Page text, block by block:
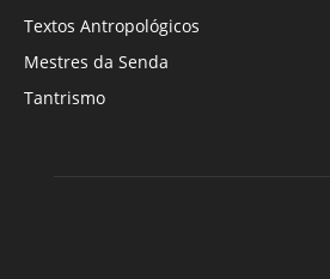
Textos Antropológicos
Mestres da Senda
Tantrismo